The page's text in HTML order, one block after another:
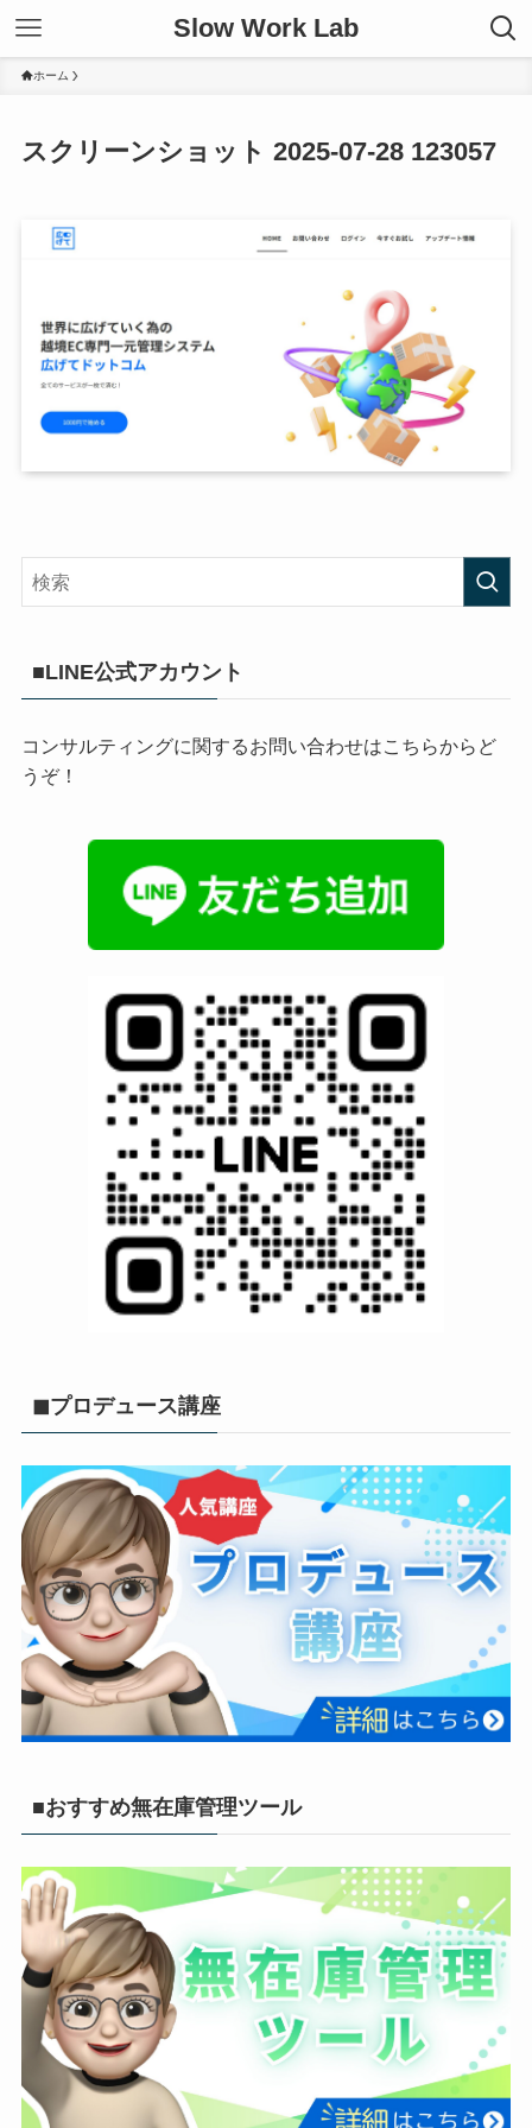
Slow Work Lab
ホーム
スクリーンショット 2025-07-28 123057
■LINE公式アカウント
コンサルティングに関するお問い合わせはこちらからど
うぞ！
◼︎プロデュース講座
■おすすめ無在庫管理ツール